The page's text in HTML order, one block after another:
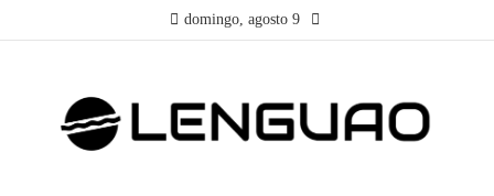
domingo, agosto 9